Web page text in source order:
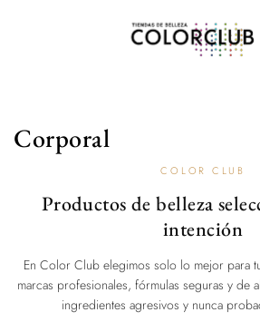
Corporal
COLOR CLUB
Productos de belleza
intención
En Color Club elegimos solo lo mejor para
marcas profesionales, fórmulas seguras y de
ingredientes agresivos y nunca